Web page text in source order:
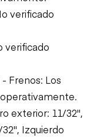
verificado
verificado
Frenos: Los
exterior: 11/32",
Izquierdo